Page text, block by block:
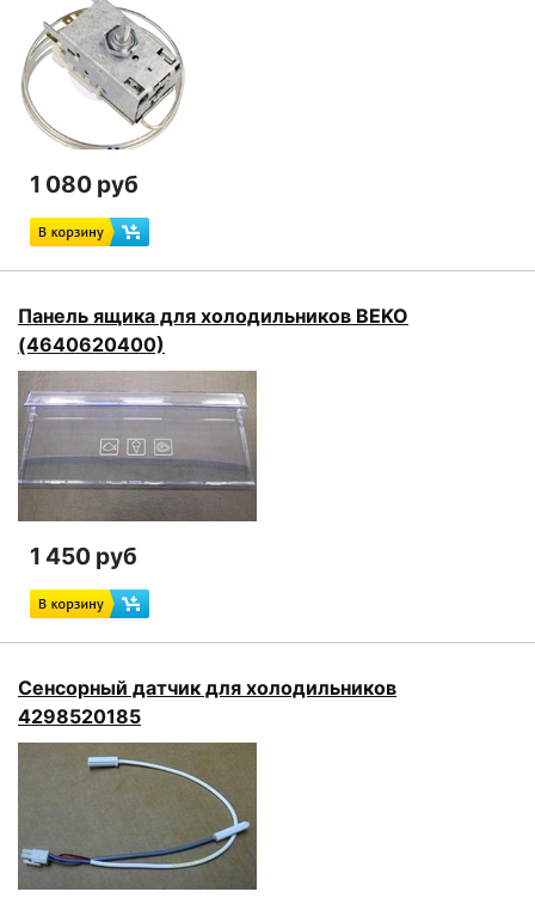
1 080 руб
Панель ящика для холодильников BEKO
(4640620400)
1 450 руб
Сенсорный датчик для холодильников
4298520185